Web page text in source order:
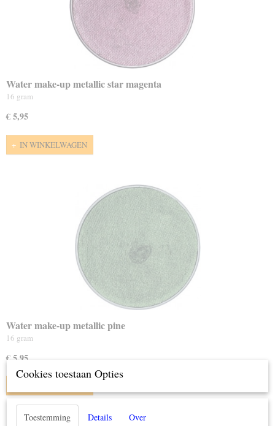
Water make-up metallic star magenta
16 gram
€ 5,95
IN WINKELWAGEN
Water make-up metallic pine
16 gram
€ 5,95
Cookies toestaan Opties
Toestemming Details Over